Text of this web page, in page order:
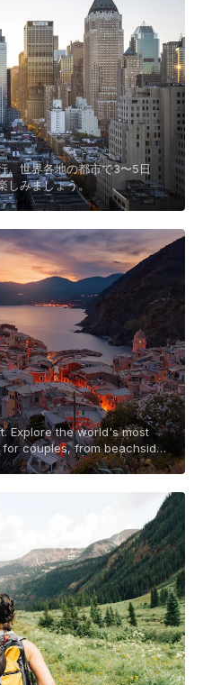
。世界各地の都市で3〜5日
みましょう。
Explore the world's most
couples, from beachside